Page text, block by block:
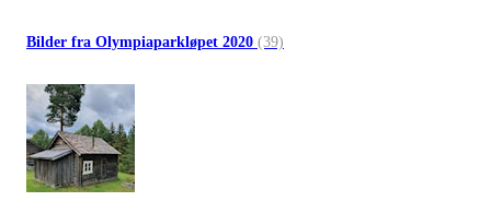
Bilder fra Olympiaparkløpet 2020 (39)